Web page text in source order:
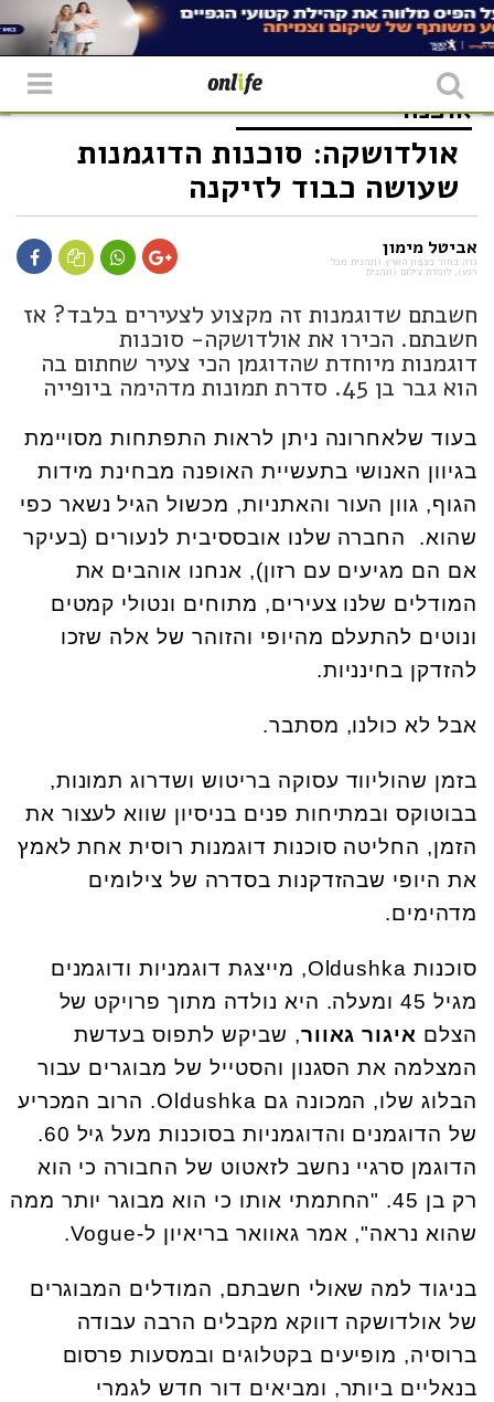
אופנה
אולדושקה: סוכנות הדוגמנות
שעושה כבוד לזיקנה
אביטל מימון
גרה בחור בצפון הארץ (ונהנית מכל
רגע), לומדת צילום (ונהנית
חשבתם שדוגמנות זה מקצוע לצעירים בלבד? אז
חשבתם. הכירו את אולדושקה- סוכנות
דוגמנות מיוחדת שהדוגמן הכי צעיר שחתום בה
הוא גבר בן 45. סדרת תמונות מדהימה ביופייה
בעוד שלאחרונה ניתן לראות התפתחות מסויימת
בגיוון האנושי בתעשיית האופנה מבחינת מידות
הגוף, גוון העור והאתניות, מכשול הגיל נשאר כפי
שהוא. החברה שלנו אובססיבית לנעורים (בעיקר
אם הם מגיעים עם רזון), אנחנו אוהבים את
המודלים שלנו צעירים, מתוחים ונטולי קמטים
ונוטים להתעלם מהיופי והזוהר של אלה שזכו
להזדקן בחינניות.
אבל לא כולנו, מסתבר.
בזמן שהוליווד עסוקה בריטוש ושדרוג תמונות,
בבוטוקס ובמתיחות פנים בניסיון שווא לעצור את
הזמן, החליטה סוכנות דוגמנות רוסית אחת לאמץ
את היופי שבהזדקנות בסדרה של צילומים
מדהימים.
סוכנות Oldushka, מייצגת דוגמניות ודוגמנים
מגיל 45 ומעלה. היא נולדה מתוך פרויקט של
הצלם איגור גאוור, שביקש לתפוס בעדשת
המצלמה את הסגנון והסטייל של מבוגרים עבור
הבלוג שלו, המכונה גם Oldushka. הרוב המכריע
של הדוגמנים והדוגמניות בסוכנות מעל גיל 60.
הדוגמן סרגיי נחשב לזאטוט של החבורה כי הוא
רק בן 45. "החתמתי אותו כי הוא מבוגר יותר ממה
שהוא נראה", אמר גאוואר בריאיון ל-Vogue.
בניגוד למה שאולי חשבתם, המודלים המבוגרים
של אולדושקה דווקא מקבלים הרבה עבודה
ברוסיה, מופיעים בקטלוגים ובמסעות פרסום
בנאליים ביותר, ומביאים דור חדש לגמרי